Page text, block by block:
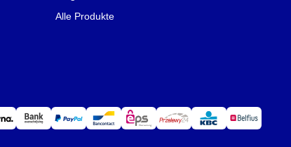
Alle Produkte